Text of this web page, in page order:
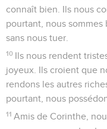
connaît bien. Ils nous
pourtant, nous sommes
sans nous tuer.
10 Ils nous rendent
joyeux. Ils croient que
rendons les autres
pourtant, nous
11 Amis de Corinthe,